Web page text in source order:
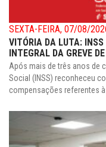
SEXTA-FEIRA, 07/08/
VITÓRIA DA LUTA: INSS
INTEGRAL DA GREVE
Após mais de três anos de
Social (INSS) reconheceu
compensações referentes